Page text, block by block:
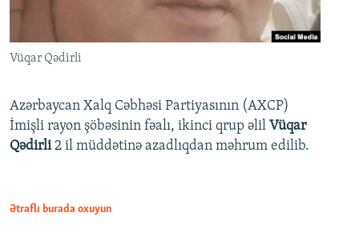
Vüqar Qədirli
Azərbaycan Xalq Cəbhəsi Partiyasının (AXCP)
İmişli rayon şöbəsinin fəalı, ikinci qrup əlil Vüqar
Qədirli2 il müddətinə azadlıqdan məhrum edilib.
Ətraflı burada oxuyun